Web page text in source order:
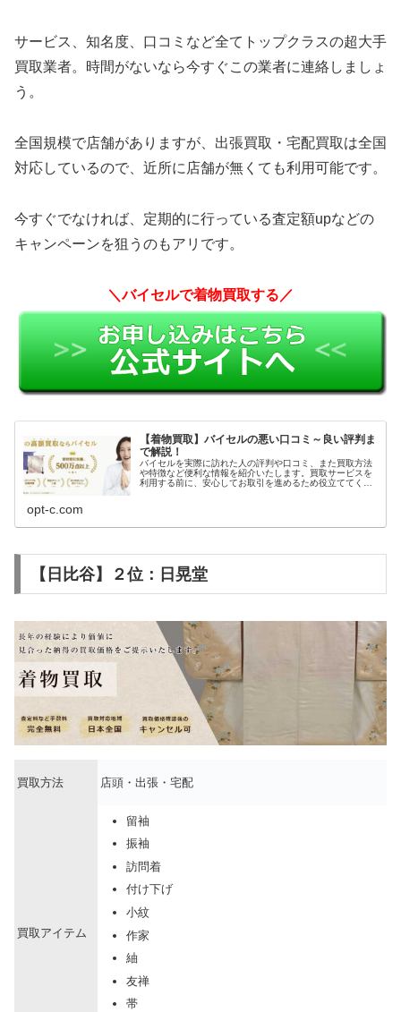
サービス、知名度、口コミなど全てトップクラスの超大手
買取業者。時間がないなら今すぐこの業者に連絡しましょ
う。
全国規模で店舗がありますが、出張買取・宅配買取は全国
対応しているので、近所に店舗が無くても利用可能です。
今すぐでなければ、定期的に行っている査定額upなどの
キャンペーンを狙うのもアリです。
＼バイセルで着物買取する／
【着物買取】バイセルの悪い口コミ～良い評判ま
で解説！
バイセルを実際に訪れた人の評判や口コミ、また買取方法
や特徴など便利な情報を紹介いたします。買取サービスを
利用する前に、安心してお取引を進めるため役立ててくだ
opt-c.com
【日比谷】２位：日晃堂
買取方法 店頭・出張・宅配
買取アイテム
留袖
振袖
訪問着
付け下げ
小紋
作家
紬
友禅
帯